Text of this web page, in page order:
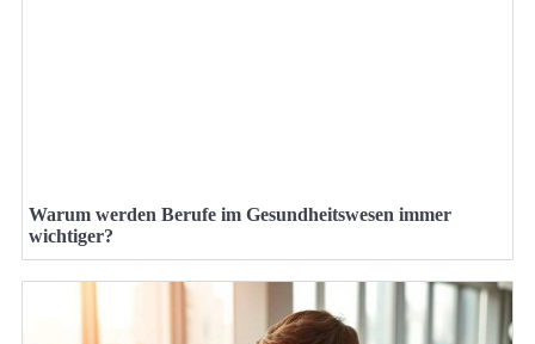
Warum werden Berufe im Gesundheitswesen immer
wichtiger?